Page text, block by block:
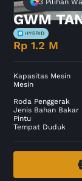
3 Pilihan
GWM
Rp 1.2 M
Kapasitas Mesin
Mesin
Roda Penggerak
Jenis Bahan Bakar
Pintu
Tempat Duduk